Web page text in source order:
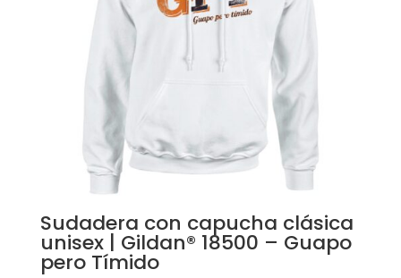
Sudadera con capucha clásica
unisex | Gildan® 18500 – Guapo
pero Tímido